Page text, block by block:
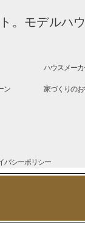
。 モデルハ
ハウスメー
ン 家づくりの
バシーポリシー